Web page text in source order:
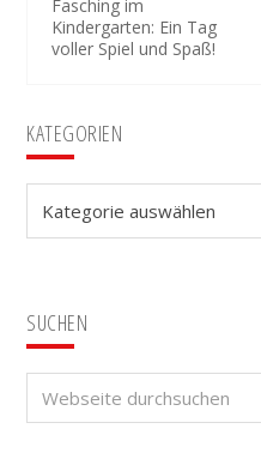
Fasching im
Kindergarten: Ein Tag
voller Spiel und Spaß!
Seitenspalte
KATEGORIEN
SUCHEN
Webseite